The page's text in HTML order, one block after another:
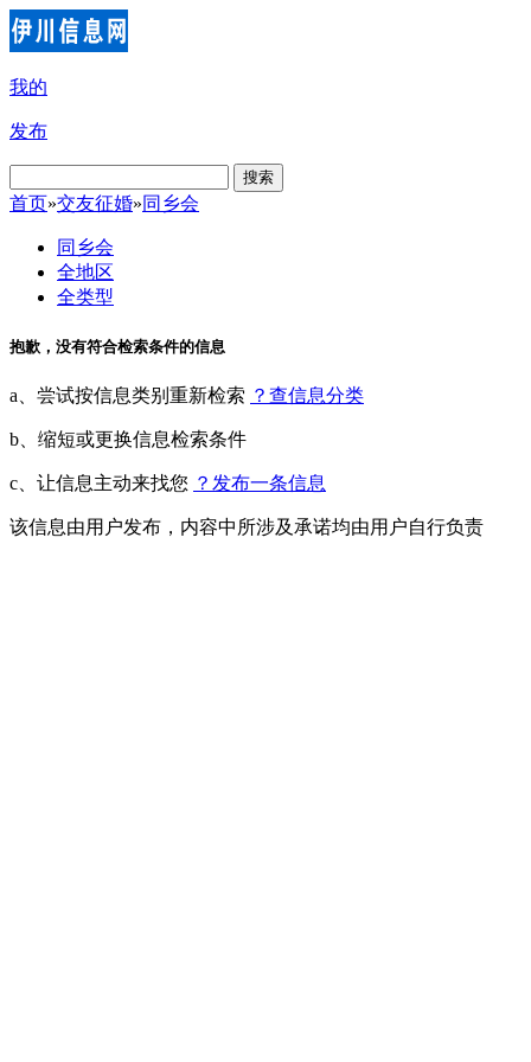
我的
发布
搜索
首页»交友征婚»同乡会
同乡会
全地区
全类型
抱歉，没有符合检索条件的信息
a、尝试按信息类别重新检索 ？查信息分类
b、缩短或更换信息检索条件
c、让信息主动来找您 ？发布一条信息
该信息由用户发布，内容中所涉及承诺均由用户自行负责